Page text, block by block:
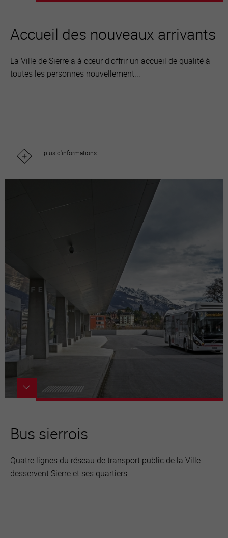
Accueil des nouveaux arrivants
La Ville de Sierre a à cœur d'offrir un accueil de qualité à
toutes les personnes nouvellement...
plus d'informations
Bus sierrois
Quatre lignes du réseau de transport public de la Ville
desservent Sierre et ses quartiers.